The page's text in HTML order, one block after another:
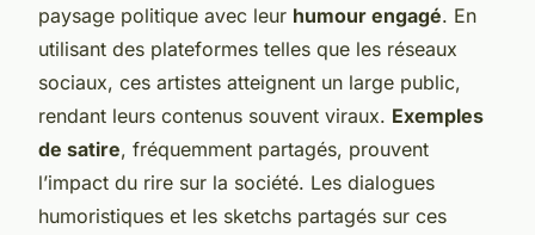
paysage politique avec leur humour engagé. En
utilisant des plateformes telles que les réseaux
sociaux, ces artistes atteignent un large public,
rendant leurs contenus souvent viraux. Exemples
de satire, fréquemment partagés, prouvent
l’impact du rire sur la société. Les dialogues
humoristiques et les sketchs partagés sur ces